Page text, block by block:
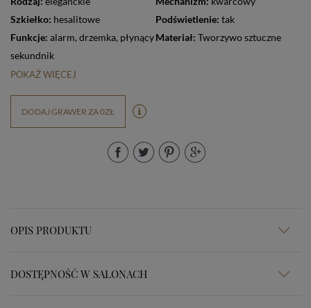
Szkiełko: hesalitowe Podświetlenie: tak
Funkcje: alarm, drzemka,
sekundnik
Materiał: Tworzywo sztuczne
POKAŻ WIĘCEJ
DODAJ GRAWER ZA 0ZŁ
OPIS PRODUKTU
DOSTĘPNOŚĆ W SALONACH